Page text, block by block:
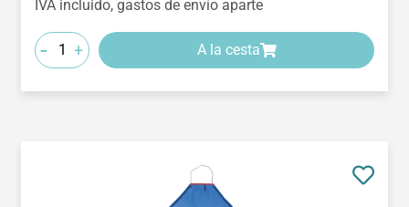
IVA incluido, gastos de envío aparte
- + A la cesta